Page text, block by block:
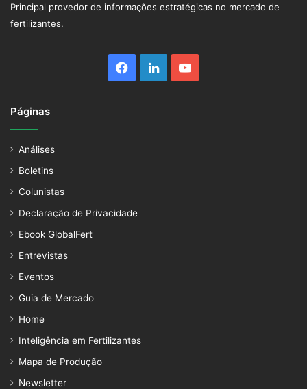
Principal provedor de informações estratégicas no mercado de
fertilizantes.
Facebook
LinkedinYouTube
Páginas
Análises
Boletins
Colunistas
Declaração de Privacidade
Ebook GlobalFert
Entrevistas
Eventos
Guia de Mercado
Home
Inteligência em Fertilizantes
Mapa de Produção
Newsletter